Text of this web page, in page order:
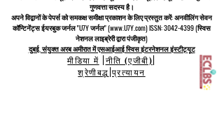
गुणवत्ता सदस्य है।
अपने विद्वानों के पेपर्स को समकक्ष समीक्षा प्रकाशन के लिए प्रस्तुत करें: अनवीलिंग सेवन
कॉन्टिनेंट्स ईयरबुक जर्नल "U7Y जर्नल" (www.U7Y.com) ISSN: 3042-4399 (स्विस
नेशनल लाइब्रेरी द्वारा पंजीकृत)
दुबई, संयुक्त अरब अमीरात में एसआईआई स्विस इंटरनेशनल इंस्टीट्यूट
मीडिया में नीति (एजीबी)
श्रेणीबद्ध प्रत्यायन